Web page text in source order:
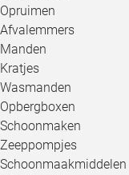
Opruimen
Afvalemmers
Manden
Kratjes
Wasmanden
Opbergboxen
Schoonmaken
Zeeppompjes
Schoonmaakmiddelen